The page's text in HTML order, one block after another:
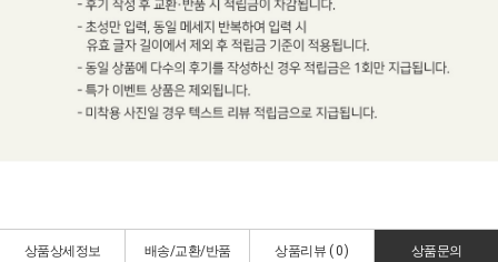
상품상세정보 배송/교환/반품 상품리뷰 ( 0) 상품문의